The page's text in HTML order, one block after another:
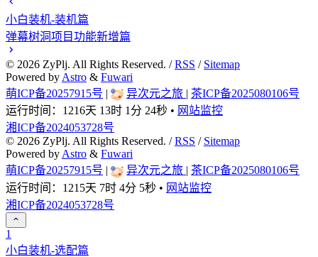
小白装机-装机篇
弹幕树洞项目功能新增篇
© 2026 ZyPlj. All Rights Reserved. /RSS / Sitemap
Powered by Astro & Fuwari
萌ICP备20257915号 | 异次元之旅 | 茶ICP备2025080106号
运行时间： 1216天 13时 1分 25秒 • 网站监控
湘ICP备2024053728号
© 2026 ZyPlj. All Rights Reserved. /RSS / Sitemap
Powered by Astro & Fuwari
萌ICP备20257915号 | 异次元之旅 | 茶ICP备2025080106号
运行时间： 1215天 7时 4分 5秒 • 网站监控
湘ICP备2024053728号
1
小白装机-选配篇